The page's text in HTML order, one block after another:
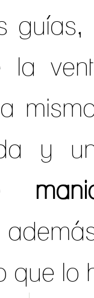
la
y
que lo